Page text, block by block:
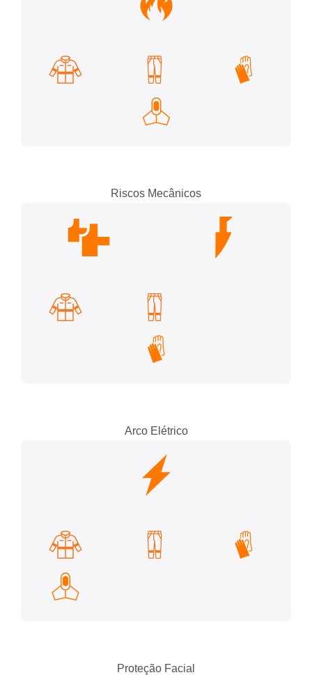
Riscos Mecânicos
Arco Elétrico
Proteção Facial